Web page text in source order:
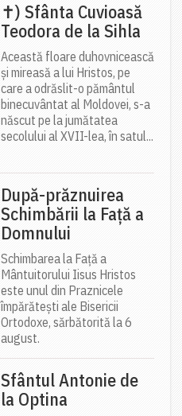
✝) Sfânta Cuvioasă
Teodora de la Sihla
Această floare duhovnicească
și mireasă a lui Hristos, pe
care a odrăslit-o pământul
binecuvântat al Moldovei, s-a
născut pe la jumătatea
secolului al XVII-lea, în satul...
După-prăznuirea
Schimbării la Față a
Domnului
Schimbarea la Față a
Mântuitorului Iisus Hristos
este unul din Praznicele
împărătești ale Bisericii
Ortodoxe, sărbătorită la 6
august.
Sfântul Antonie de
la Optina